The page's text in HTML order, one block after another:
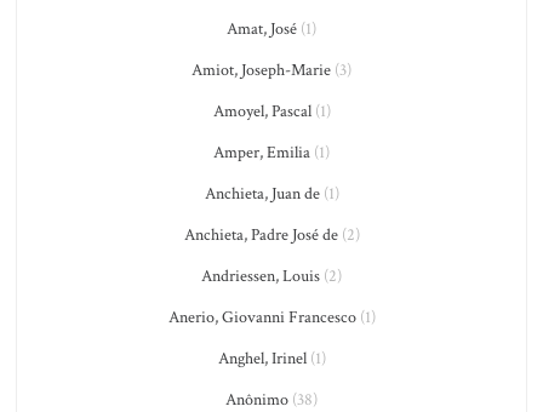
Amat, José (1)
Amiot, Joseph-Marie (3)
Amoyel, Pascal(1)
Amper, Emilia (1)
Anchieta, Juan de(1)
Anchieta, Padre José de(2)
Andriessen, Louis (2)
Anerio, Giovanni Francesco(1)
Anghel, Irinel(1)
Anônimo (38)